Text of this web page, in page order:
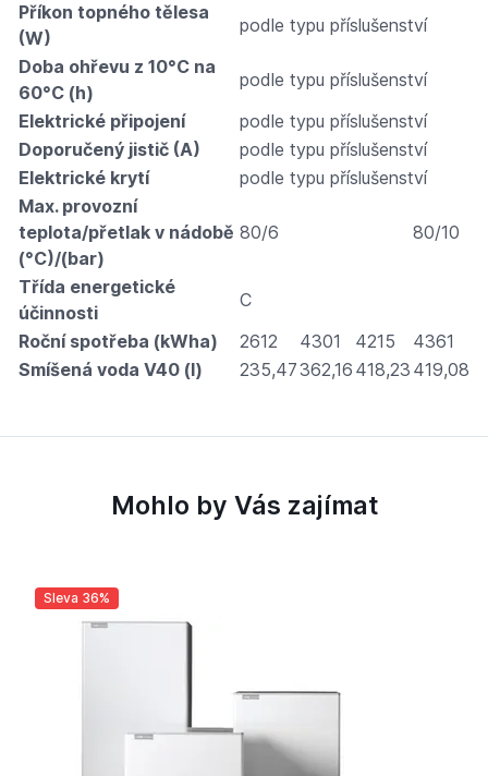
Příkon topného tělesa
(W)
podle typu příslušenství
Doba ohřevu z 10°C na
60°C (h)
podle typu příslušenství
Elektrické připojení
podle typu příslušenství
Doporučený jistič (A)
podle typu příslušenství
Elektrické krytí
podle typu příslušenství
Max. provozní
teplota/přetlak v nádobě
(°C)/(bar)
80/6 80/10
Třída energetické
účinnosti
C
Roční spotřeba (kWha)
2612 4301 4215
4361
Smíšená voda V40 (l)
235,47362,16 418,23 419,08
Mohlo by Vás zajímat
Sleva 36%